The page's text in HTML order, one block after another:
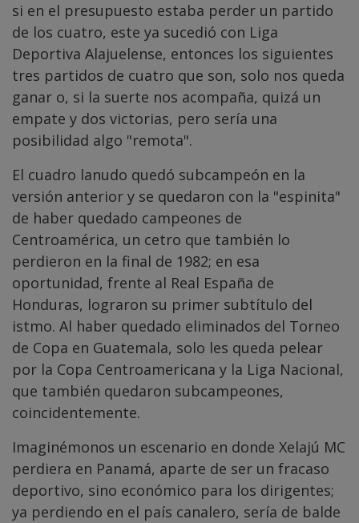
si en el presupuesto estaba perder un partido
de los cuatro, este ya sucedió con Liga
Deportiva Alajuelense, entonces los siguientes
tres partidos de cuatro que son, solo nos queda
ganar o, si la suerte nos acompaña, quizá un
empate y dos victorias, pero sería una
posibilidad algo "remota".
El cuadro lanudo quedó subcampeón en la
versión anterior y se quedaron con la "espinita"
de haber quedado campeones de
Centroamérica, un cetro que también lo
perdieron en la final de 1982; en esa
oportunidad, frente al Real España de
Honduras, lograron su primer subtítulo del
istmo. Al haber quedado eliminados del Torneo
de Copa en Guatemala, solo les queda pelear
por la Copa Centroamericana y la Liga Nacional,
que también quedaron subcampeones,
coincidentemente.
Imaginémonos un escenario en donde Xelajú MC
perdiera en Panamá, aparte de ser un fracaso
deportivo, sino económico para los dirigentes;
ya perdiendo en el país canalero, sería de balde